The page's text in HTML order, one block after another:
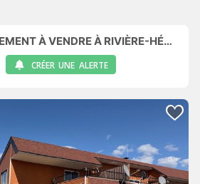
À VENDRE À RIVIÈRE-HÉVA
CRÉER UNE ALERTE